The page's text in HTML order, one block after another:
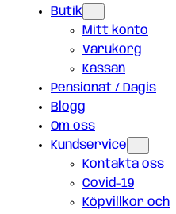
Butik
Mitt konto
Varukorg
Kassan
Pensionat / Dagis
Blogg
Om oss
Kundservice
Kontakta oss
Covid-19
Köpvillkor och